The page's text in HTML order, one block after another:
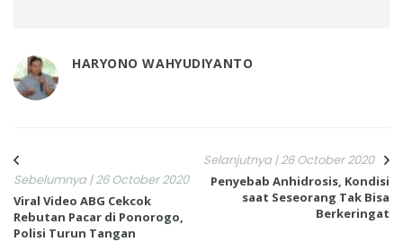
HARYONO WAHYUDIYANTO
Sebelumnya | 26 October 2020
Viral Video ABG Cekcok
Rebutan Pacar di Ponorogo,
Polisi Turun Tangan
Selanjutnya | 26 October 2020
Penyebab Anhidrosis, Kondisi
saat Seseorang Tak Bisa
Berkeringat